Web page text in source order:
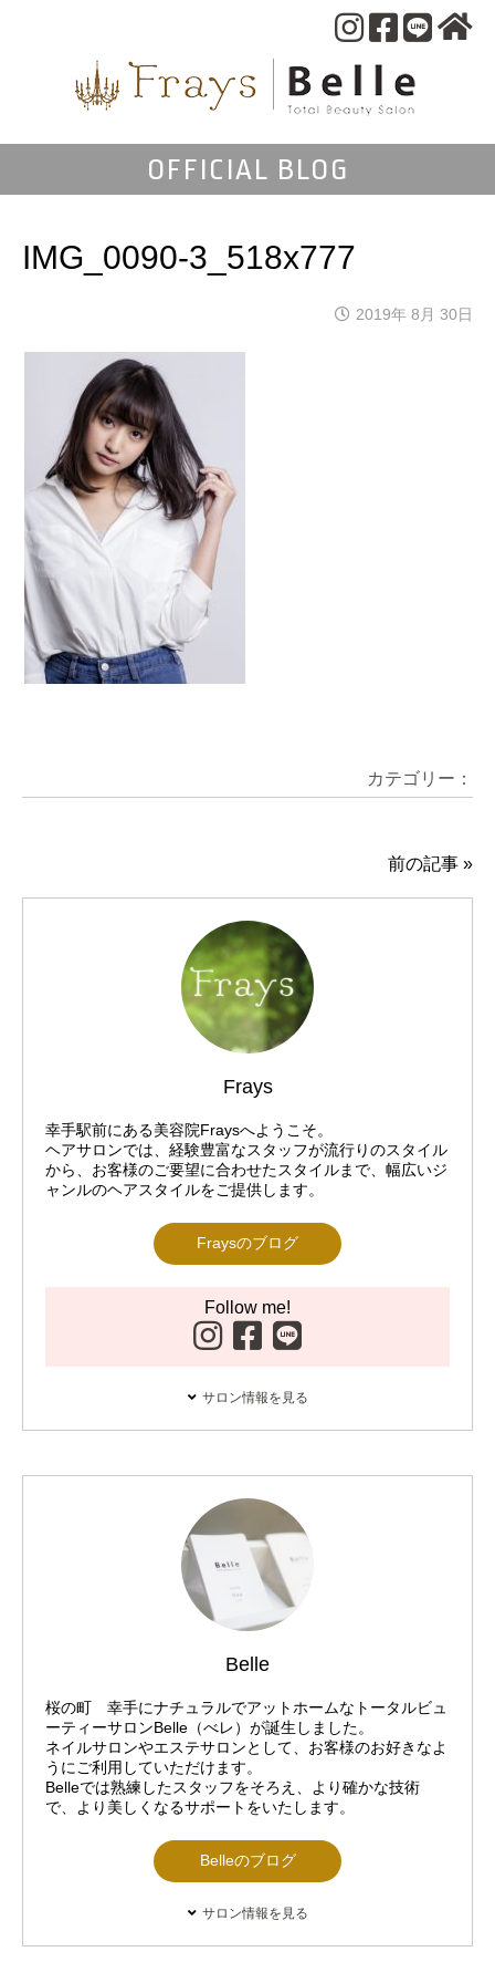
OFFICIAL BLOG
IMG_0090-3_518x777
2019年 8月 30日
カテゴリー：
前の記事 »
Frays
幸手駅前にある美容院Fraysへようこそ。
ヘアサロンでは、経験豊富なスタッフが流行りのスタイル
から、お客様のご要望に合わせたスタイルまで、幅広いジ
ャンルのヘアスタイルをご提供します。
Fraysのブログ
Follow me!
サロン情報を見る
Belle
桜の町 幸手にナチュラルでアットホームなトータルビュ
ーティーサロンBelle（べレ）が誕生しました。
ネイルサロンやエステサロンとして、お客様のお好きなよ
うにご利用していただけます。
Belleでは熟練したスタッフをそろえ、より確かな技術
で、より美しくなるサポートをいたします。
Belleのブログ
サロン情報を見る